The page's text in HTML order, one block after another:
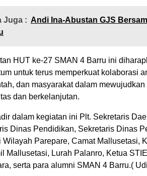
Juga : Andi Ina-Abustan GJS
HUT ke-27 SMAN 4 Barru ini
untuk terus memperkuat kolaborasi
dan masyarakat dalam
dan berkelanjutan.
dalam kegiatan ini Plt. Sekretaris
Dinas Pendidikan, Sekretaris Dinas
Wilayah Parepare, Camat Mallusetasi,
Mallusetasi, Lurah Palanro, Ketua
serta para alumni SMAN 4 Barru.(